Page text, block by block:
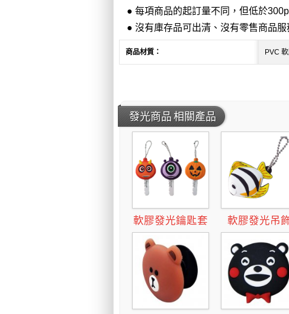
● 每項商品的起訂量不同，但低於
● 沒有庫存品可出清、沒有零售商品
商品材質： PVC
發光商品 相關產品
軟膠發光鑰匙套 軟膠發光吊